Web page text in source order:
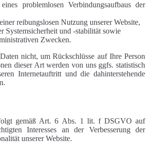
problemlosen Verbindungsaufbaus der
reibungslosen Nutzung unserer Website,
Systemsicherheit und -stabilität sowie
Zwecken.
nicht, um Rückschlüsse auf Ihre Person
dieser Art werden von uns ggfs. statistisch
Internetauftritt und die dahinterstehende
gemäß Art. 6 Abs. 1 lit. f DSGVO auf
Interesses an der Verbesserung der
unserer Website.